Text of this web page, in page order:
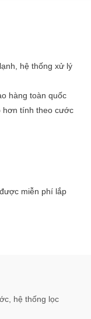
hệ thống xử lý
hàng toàn quốc
hơn tính theo cước
miễn phí lắp
hệ thống lọc